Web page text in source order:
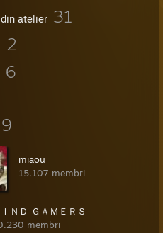
atelier 31
2
6
9
miao‏u
15.107 membri
ＩＮＤ ＧＡＭＥＲＳ
membri